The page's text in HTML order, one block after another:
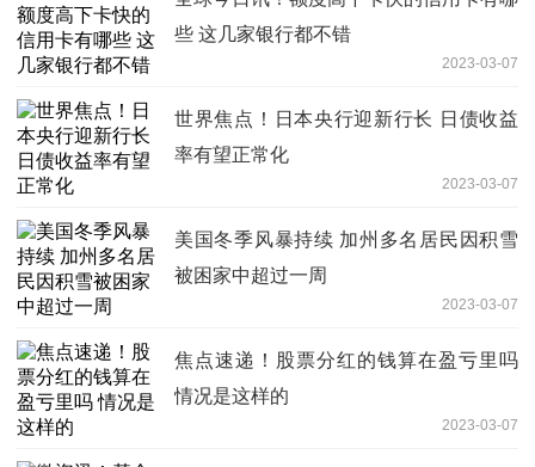
些 这几家银行都不错
2023-03-07
世界焦点！日本央行迎新行长 日债收益
率有望正常化
2023-03-07
美国冬季风暴持续 加州多名居民因积雪
被困家中超过一周
2023-03-07
焦点速递！股票分红的钱算在盈亏里吗
情况是这样的
2023-03-07